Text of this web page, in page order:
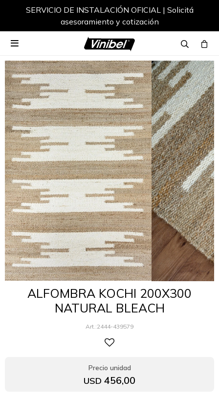
SERVICIO DE INSTALACIÓN OFICIAL | Solicitá
asesoramiento y cotización

ALFOMBRA KOCHI 200X300
NATURAL BLEACH
2444-439579
USD 456,00